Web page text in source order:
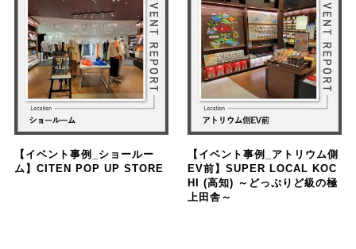
【イベント事例_ショールー
ム】CITEN POP UP STORE
【イベント事例_アトリウム側
EV前】SUPER LOCAL KOC
HI (高知) ～どっぷりど級の極
上田舎～